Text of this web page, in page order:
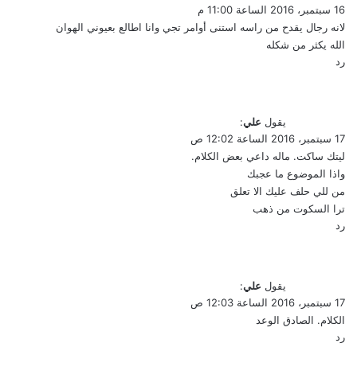
16 سبتمبر، 2016 الساعة 11:00 م
لانه رجال يقدح من راسه استنى أوامر تجي وانا اطالع بعيوني الهوان
الله يكثر من شكله
رد
يقول علي:
17 سبتمبر، 2016 الساعة 12:02 ص
ليتك ساكت. ماله داعي بعض الكلام.
واذا الموضوع ما عجبك
من للي حلف عليك الا تعلق
ترا السكوت من ذهب
رد
يقول علي:
17 سبتمبر، 2016 الساعة 12:03 ص
الكلام. الصادق الوعد
رد